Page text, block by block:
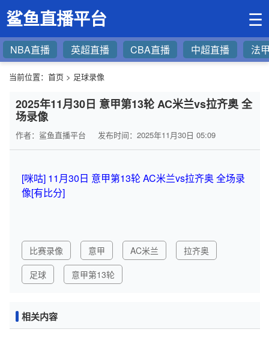
鲨鱼直播平台 ☰
NBA直播 英超直播 CBA直播 中超直播 法
当前位置： 首页 > 足球录像
2025年11月30日 意甲第13轮 AC米兰vs拉齐奥 全
场录像
作者：鲨鱼直播平台 发布时间：2025年11月30日 05:09
[咪咕] 11月30日 意甲第13轮 AC米兰vs拉齐奥 全场录
像[有比分]
比赛录像 意甲 AC米兰
拉齐奥
足球
意甲第13轮
相关内容